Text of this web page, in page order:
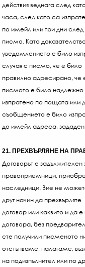
действия веднага след
часа, след като са
по имейл или три дни
писмо. Като
уведомлението е било
случая с писмо, че е било
правилно адресирано, че
писмото е било надлежно
изпратено по пощата или
съобщението е било
до имейл адреса, зададен
21. ПРЕХВЪРЛЯНЕ НА
Договорът е
правоприемници,
наследници. Вие не
друг начин да прехвърляте
договор или каквито и да
договора, без
сте получили писменото
отстъпваме, налагаме,
на подизпълнител или по